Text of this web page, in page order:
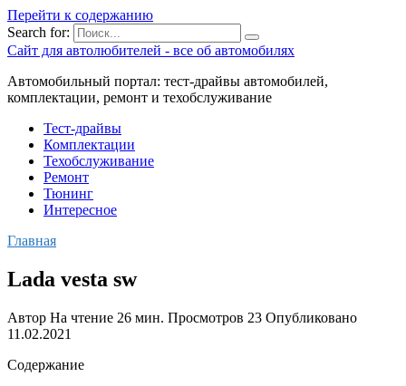
Перейти к содержанию
Search for:
Сайт для автолюбителей - все об автомобилях
Автомобильный портал: тест-драйвы автомобилей,
комплектации, ремонт и техобслуживание
Тест-драйвы
Комплектации
Техобслуживание
Ремонт
Тюнинг
Интересное
Главная
Lada vesta sw
Автор На чтение 26 мин. Просмотров 23 Опубликовано
11.02.2021
Содержание